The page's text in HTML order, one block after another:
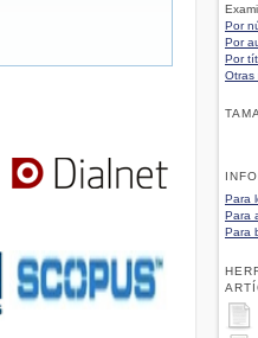
Por
Por
Por
Otras
Para
Para
Para